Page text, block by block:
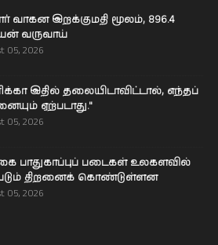
வாகன இறக்குமதி மூலம், 896.4
வருவாய்
05, 2026
இதில் தலையிடாவிட்டால், எந்தப்
ஏற்படாது."
05, 2026
பாதுகாப்புப் படைகள் உலகளவில்
திறனைக் கொண்டுள்ளன
05, 2026